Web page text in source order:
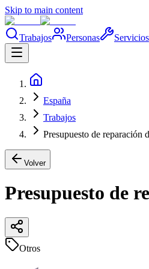
Skip to main content
Trabajos Personas Servicios
España
Trabajos
Presupuesto de reparación
Volver
Presupuesto de
Otros